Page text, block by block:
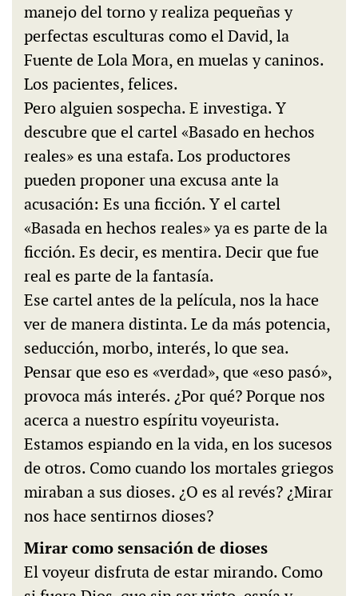
manejo del torno y realiza pequeñas y
perfectas esculturas como el David, la
Fuente de Lola Mora, en muelas y caninos.
Los pacientes, felices.
Pero alguien sospecha. E investiga. Y
descubre que el cartel «Basado en hechos
reales» es una estafa. Los productores
pueden proponer una excusa ante la
acusación: Es una ficción. Y el cartel
«Basada en hechos reales» ya es parte de la
ficción. Es decir, es mentira. Decir que fue
real es parte de la fantasía.
Ese cartel antes de la película, nos la hace
ver de manera distinta. Le da más potencia,
seducción, morbo, interés, lo que sea.
Pensar que eso es «verdad», que «eso pasó»,
provoca más interés. ¿Por qué? Porque nos
acerca a nuestro espíritu voyeurista.
Estamos espiando en la vida, en los sucesos
de otros. Como cuando los mortales griegos
miraban a sus dioses. ¿O es al revés? ¿Mirar
nos hace sentirnos dioses?
Mirar como sensación de dioses
El voyeur disfruta de estar mirando. Como